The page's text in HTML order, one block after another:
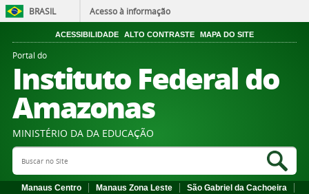
BRASIL Acesso à informação
ACESSIBILIDADE ALTO CONTRASTE MAPA DO SITE
Portal do
Instituto Federal do
Amazonas
MINISTÉRIO DA DA EDUCAÇÃO
Search Site
Manaus Centro Manaus Zona Leste
São Gabriel da Cachoeira